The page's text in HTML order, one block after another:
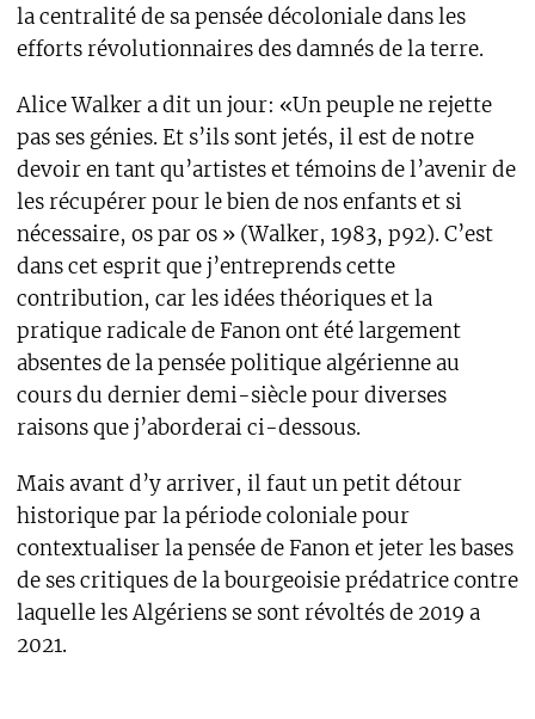
la centralité de sa pensée décoloniale dans les
efforts révolutionnaires des damnés de la terre.
Alice Walker a dit un jour: «Un peuple ne rejette
pas ses génies. Et s’ils sont jetés, il est de notre
devoir en tant qu’artistes et témoins de l’avenir de
les récupérer pour le bien de nos enfants et si
nécessaire, os par os » (Walker, 1983, p92). C’est
dans cet esprit que j’entreprends cette
contribution, car les idées théoriques et la
pratique radicale de Fanon ont été largement
absentes de la pensée politique algérienne au
cours du dernier demi-siècle pour diverses
raisons que j’aborderai ci-dessous.
Mais avant d’y arriver, il faut un petit détour
historique par la période coloniale pour
contextualiser la pensée de Fanon et jeter les bases
de ses critiques de la bourgeoisie prédatrice contre
laquelle les Algériens se sont révoltés de 2019 a
2021.